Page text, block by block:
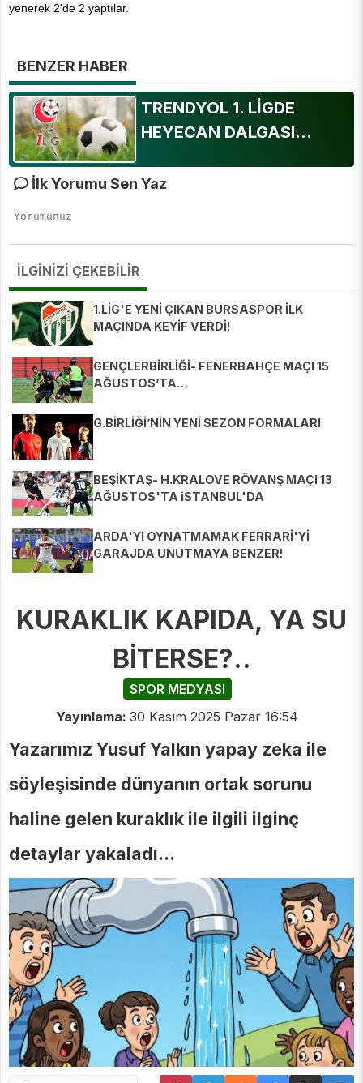
yenerek 2'de 2 yaptılar.
BENZER HABER
TRENDYOL 1. LİGDE
HEYECAN DALGASI...
İlk Yorumu Sen Yaz
İLGİNİZİ ÇEKEBİLİR
1.LİG'E YENİ ÇIKAN BURSASPOR İLK
MAÇINDA KEYİF VERDİ!
GENÇLERBİRLİĞİ- FENERBAHÇE MAÇI 15
AĞUSTOS’TA…
G.BİRLİĞİ’NİN YENİ SEZON FORMALARI
BEŞİKTAŞ- H.KRALOVE RÖVANŞ MAÇI 13
AĞUSTOS'TA iSTANBUL'DA
ARDA'YI OYNATMAMAK FERRARİ'Yİ
GARAJDA UNUTMAYA BENZER!
KURAKLIK KAPIDA, YA SU
BİTERSE?..
SPOR MEDYASI
Yayınlama: 30 Kasım 2025 Pazar 16:54
Yazarımız Yusuf Yalkın yapay zeka ile
söyleşisinde dünyanın ortak sorunu
haline gelen kuraklık ile ilgili ilginç
detaylar yakaladı...